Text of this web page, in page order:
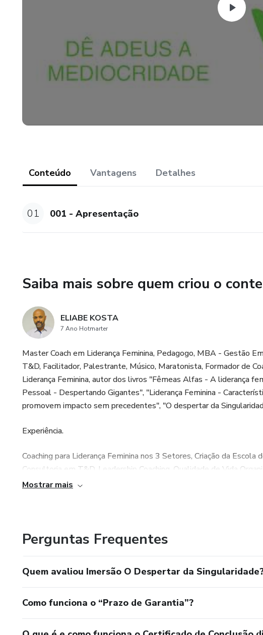
Conteúdo Vantagens Detalhes
01 001 - Apresentação
Saiba mais sobre quem criou o
ELIABE KOSTA
7 Ano Hotmarter
Master Coach em Liderança Feminina, Pedagogo, MBA - Gestão
T&D, Facilitador, Palestrante, Músico, Maratonista, Formador de
Liderança Feminina, autor dos livros "Fêmeas Alfas - A liderança
Pessoal - Despertando Gigantes", "Liderança Feminina -
promovem impacto sem precedentes", "O despertar da
Experiência.
Coaching para Liderança Feminina nos 3 Setores, Criação da Escola
Consultoria em T&D, Leadership Coaching, Qualidade de Vida
RH, HR Business Partner, Liderança de Network Profissional.
Mostrar mais
Perguntas Frequentes
Quem avaliou Imersão O Despertar da
Como funciona o “Prazo de Garantia”?